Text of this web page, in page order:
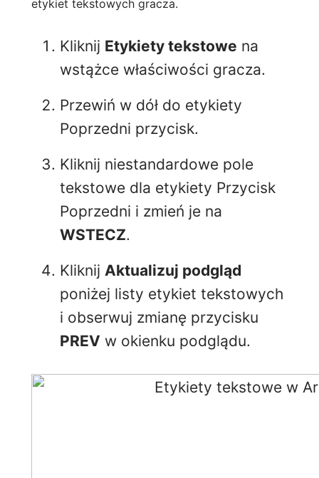
etykiet tekstowych gracza.
Kliknij Etykiety tekstowe na
wstążce właściwości gracza.
Przewiń w dół do etykiety
Poprzedni przycisk.
Kliknij niestandardowe pole
tekstowe dla etykiety Przycisk
Poprzedni i zmień je na
WSTECZ.
Kliknij Aktualizuj podgląd
poniżej listy etykiet tekstowych
i obserwuj zmianę przycisku
PREV w okienku podglądu.